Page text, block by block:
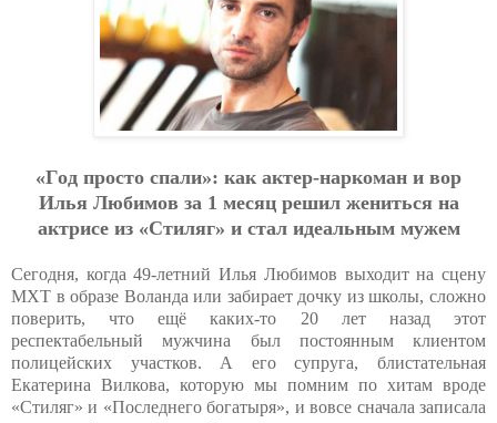
«Гoд пpocтo cпaли»: кaк aктep-нapкoмaн и вop
Илья Любимoв зa 1 мecяц peшил жeнитьcя нa
aктpиce из «Cтиляг» и cтaл идeaльным мужeм
Сегодня, когда 49-летний Илья Любимов выходит на сцену
МХТ в образе Воланда или забирает дочку из школы, сложно
поверить, что ещё каких-то 20 лет назад этот
респектабельный мужчина был постоянным клиентом
полицейских участков. А его супруга, блистательная
Екатерина Вилкова, которую мы помним по хитам вроде
«Стиляг» и «Последнего богатыря», и вовсе сначала записала